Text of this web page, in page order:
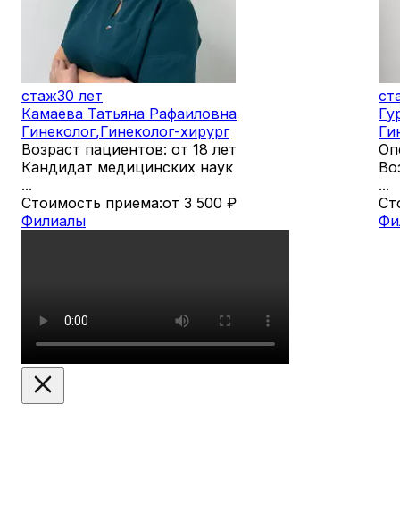
стаж30 лет
Камаева Татьяна Рафаиловна
Гинеколог,Гинеколог-хирург
Возраст пациентов: от 18 лет
Кандидат медицинских наук
...
Стоимость приема:от 3 500 ₽
Филиалы
...